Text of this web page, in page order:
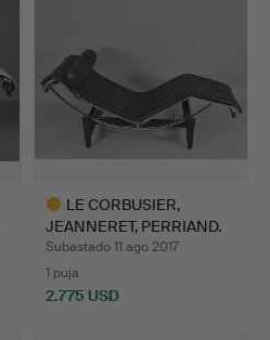
LE CORBUSIER,
JEANNERET, PERRIAND.
TUMBONA…
Subastado 11 ago 2017
1 puja
2.775 USD